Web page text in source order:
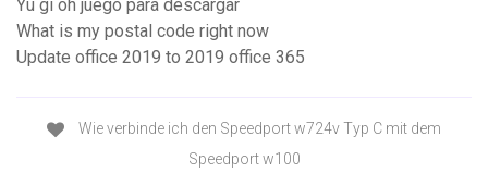
Yu gi oh juego para descargar
What is my postal code right now
Update office 2019 to 2019 office 365
Wie verbinde ich den Speedport w724v Typ C mit dem
Speedport w100